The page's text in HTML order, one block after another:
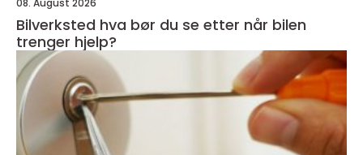
08. August 2026
Bilverksted hva bør du se etter når bilen
trenger hjelp?